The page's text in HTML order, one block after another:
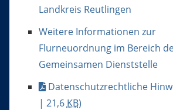
Landkreis Reutlingen
Weitere Informationen zur
Flurneuordnung im Bereich
Gemeinsamen Dienststelle
Datenschutzrechtliche
| 21,6 KB)